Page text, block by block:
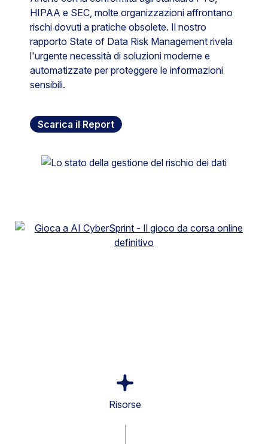
HIPAA e SEC, molte organizzazioni affrontano
rischi dovuti a pratiche obsolete. Il nostro
rapporto State of Data Risk Management rivela
l'urgente necessità di soluzioni moderne e
automatizzate per proteggere le informazioni
sensibili.
Scarica il Report
Risorse